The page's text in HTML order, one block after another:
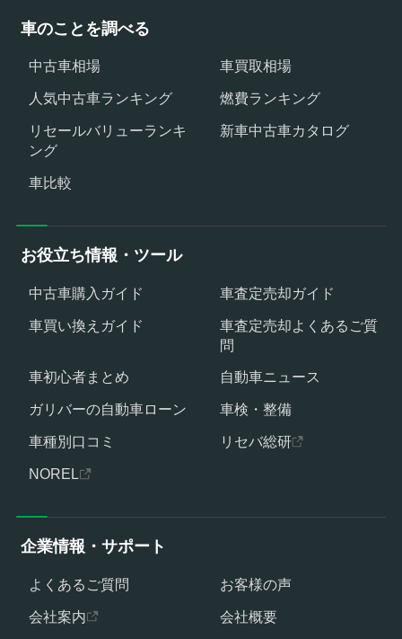
車のことを調べる
中古車相場
車買取相場
人気中古車ランキング
燃費ランキング
リセールバリューランキ
ング
新車中古車カタログ
車比較
お役立ち情報・ツール
中古車購入ガイド
車査定売却ガイド
車買い換えガイド
車査定売却よくあるご質
問
車初心者まとめ
自動車ニュース
ガリバーの自動車ローン
車検・整備
車種別口コミ
リセバ総研
NOREL
企業情報・サポート
よくあるご質問
お客様の声
会社案内
会社概要